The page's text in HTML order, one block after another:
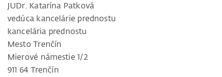
JUDr. Katarína Patková
vedúca kancelárie prednostu
kancelária prednostu
Mesto Trenčín
Mierové námestie 1/2
911 64 Trenčín